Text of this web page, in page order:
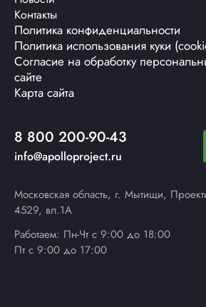
Контакты
Политика конфиденциальности
Политика использования куки
Согласие на обработку
сайте
Карта сайта
8 800 200-90-43
info@apolloproject.ru
Московская область, г. Мытищи,
4529, вл.1А
Работаем: Пн-Чт с 9:00 до 18:00
Пт с 9:00 до 17:00